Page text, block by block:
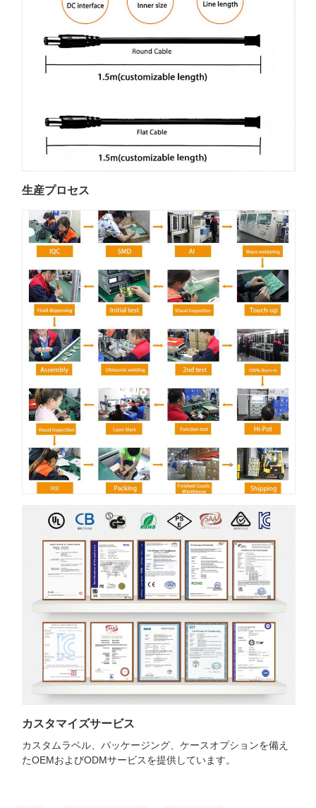
生産プロセス
カスタマイズサービス
カスタムラベル、パッケージング、ケースオプションを備え
たOEMおよびODMサービスを提供しています。